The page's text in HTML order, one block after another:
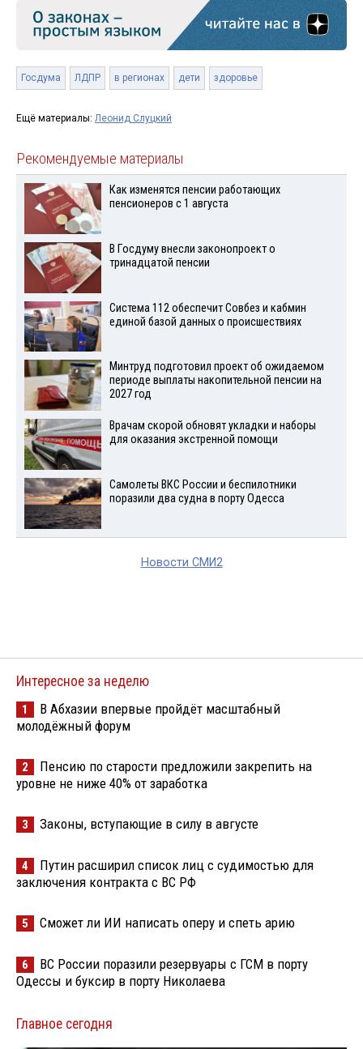
Госдума ЛДПР в регионах дети здоровье
Ещё материалы: Леонид Слуцкий
Рекомендуемые материалы
Как изменятся пенсии работающих
пенсионеров с 1 августа
В Госдуму внесли законопроект о
тринадцатой пенсии
Система 112 обеспечит Совбез и кабмин
единой базой данных о происшествиях
Минтруд подготовил проект об ожидаемом
периоде выплаты накопительной пенсии на
2027 год
Врачам скорой обновят укладки и наборы
для оказания экстренной помощи
Самолеты ВКС России и беспилотники
поразили два судна в порту Одесса
Новости СМИ2
Интересное за неделю
1
В Абхазии впервые пройдёт масштабный
молодёжный форум
2
Пенсию по старости предложили закрепить на
уровне не ниже 40% от заработка
3 Законы, вступающие в силу в августе
4
Путин расширил список лиц с судимостью для
заключения контракта с ВС РФ
5 Сможет ли ИИ написать оперу и спеть арию
6
ВС России поразили резервуары с ГСМ в порту
Одессы и буксир в порту Николаева
Главное сегодня